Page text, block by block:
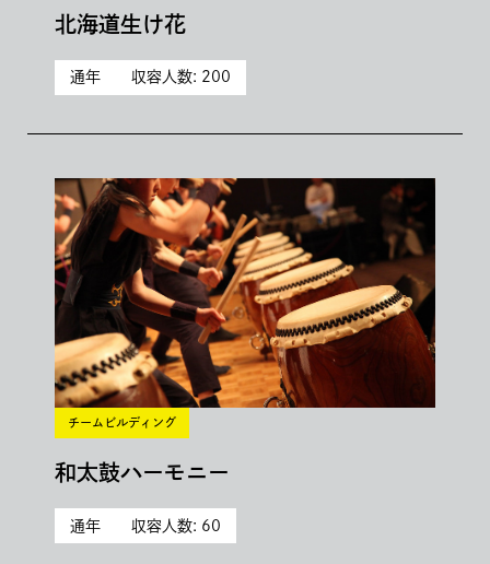
北海道生け花
通年 収容人数: 200
チームビルディング
和太鼓ハーモニー
通年 収容人数: 60